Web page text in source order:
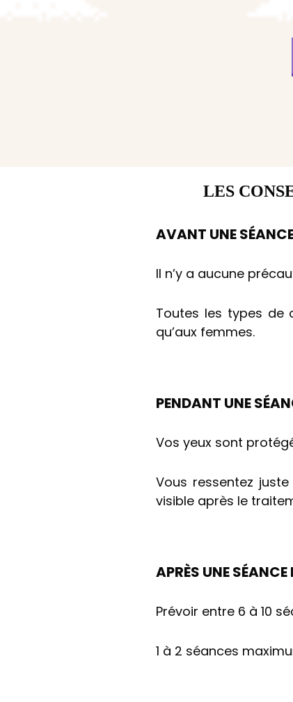
LES
AVANT UNE
Il n’y a aucune
Toutes les types de
qu’aux femmes.
PENDANT UNE
Vos yeux sont
Vous ressentez
visible après le
APRÈS UNE SÉANCE
Prévoir entre 6 à 10
1 à 2 séances